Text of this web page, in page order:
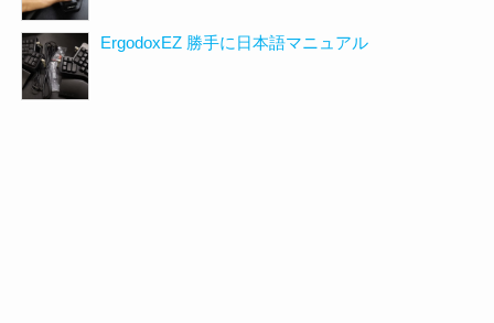
ErgodoxEZ 勝手に日本語マニュアル